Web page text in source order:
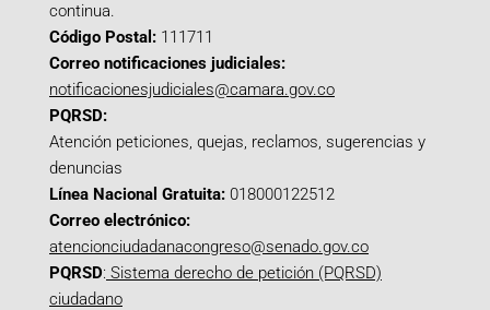
continua.
Código Postal: 111711
Correo notificaciones judiciales:
notificacionesjudiciales@camara.gov.co
PQRSD:
Atención peticiones, quejas, reclamos, sugerencias y
denuncias
Línea Nacional Gratuita: 018000122512
Correo electrónico:
atencionciudadanacongreso@senado.gov.co
PQRSD: Sistema derecho de petición (PQRSD)
ciudadano